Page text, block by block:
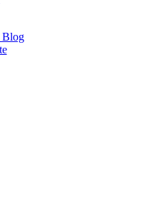
Blog